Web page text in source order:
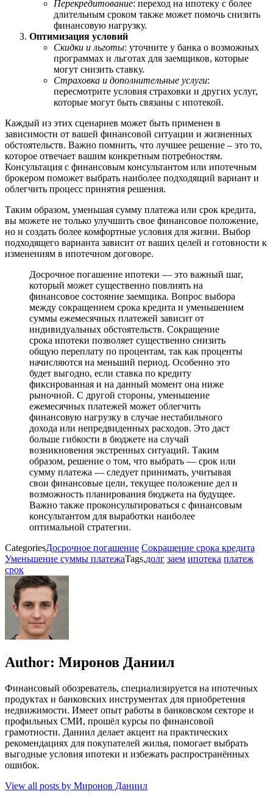
Перекредитование: переход на ипотеку с более
длительным сроком также может помочь снизить
финансовую нагрузку.
Оптимизация условий
Скидки и льготы: уточните у банка о возможных
программах и льготах для заемщиков, которые
могут снизить ставку.
Страховка и дополнительные услуги:
пересмотрите условия страховки и других услуг,
которые могут быть связаны с ипотекой.
Каждый из этих сценариев может быть применен в
зависимости от вашей финансовой ситуации и жизненных
обстоятельств. Важно помнить, что лучшее решение – это то,
которое отвечает вашим конкретным потребностям.
Консультация с финансовым консультантом или ипотечным
брокером поможет выбрать наиболее подходящий вариант и
облегчить процесс принятия решения.
Таким образом, уменьшая сумму платежа или срок кредита,
вы можете не только улучшить свое финансовое положение,
но и создать более комфортные условия для жизни. Выбор
подходящего варианта зависит от ваших целей и готовности к
изменениям в ипотечном договоре.
Досрочное погашение ипотеки — это важный шаг,
который может существенно повлиять на
финансовое состояние заемщика. Вопрос выбора
между сокращением срока кредита и уменьшением
суммы ежемесячных платежей зависит от
индивидуальных обстоятельств. Сокращение
срока ипотеки позволяет существенно снизить
общую переплату по процентам, так как проценты
начисляются на меньший период. Особенно это
будет выгодно, если ставка по кредиту
фиксированная и на данный момент она ниже
рыночной. С другой стороны, уменьшение
ежемесячных платежей может облегчить
финансовую нагрузку в случае нестабильного
дохода или непредвиденных расходов. Это даст
больше гибкости в бюджете на случай
возникновения экстренных ситуаций. Таким
образом, решение о том, что выбрать — срок или
сумму платежа — следует принимать, учитывая
свои финансовые цели, текущее положение дел и
возможность планирования бюджета на будущее.
Важно также проконсультироваться с финансовым
консультантом для выработки наиболее
оптимальной стратегии.
CategoriesДосрочное погашение Сокращение срока кредита
Уменьшение суммы платежаTags,долг заем ипотека платеж
срок
Author: Миронов Даниил
Финансовый обозреватель, специализируется на ипотечных
продуктах и банковских инструментах для приобретения
недвижимости. Имеет опыт работы в банковском секторе и
профильных СМИ, прошёл курсы по финансовой
грамотности. Даниил делает акцент на практических
рекомендациях для покупателей жилья, помогает выбрать
выгодные условия ипотеки и избежать распространённых
ошибок.
View all posts by Миронов Даниил